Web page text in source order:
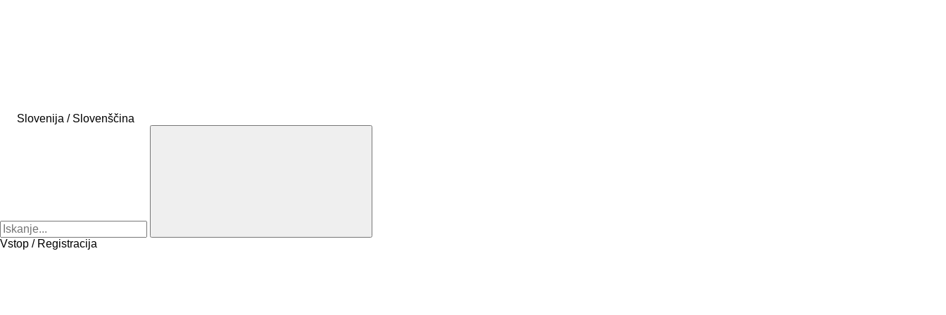
Slovenija / Slovenščina
Vstop / Registracija